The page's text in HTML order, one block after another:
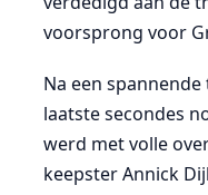
voorsprong voor
Na een
laatste secondes
werd met volle
keepster Annick